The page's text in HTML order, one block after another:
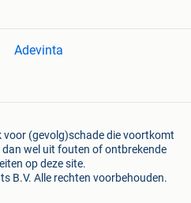
Adevinta
(gevolg)schade die voortkomt
wel uit fouten of ontbrekende
op deze site.
B.V. Alle rechten voorbehouden.